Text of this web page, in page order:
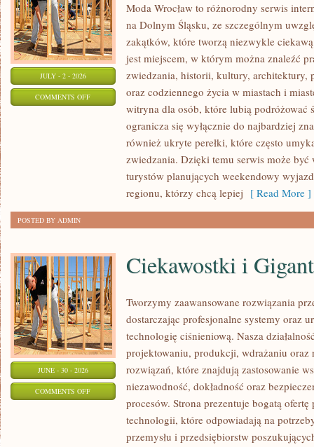
JULY - 2 - 2026
COMMENTS OFFON
Moda Wrocław to różnorodny serwis
na Dolnym Śląsku, ze szczególnym
zakątków, które tworzą niezwykle
jest miejscem, w którym można znaleźć
zwiedzania, historii, kultury, architektury,
oraz codziennego życia w miastach i
witryna dla osób, które lubią podróżować
ogranicza się wyłącznie do najbardziej
również ukryte perełki, które często
zwiedzania. Dzięki temu serwis może
turystów planujących weekendowy
regionu, którzy chcą lepiej [ Read More ]
POSTED BY ADMIN
JUNE - 30 - 2026
COMMENTS OFFON
CIEKAWOSTKI
Ciekawostki i
Tworzymy zaawansowane rozwiązania
dostarczając profesjonalne systemy oraz
technologię ciśnieniową. Nasza
projektowaniu, produkcji, wdrażaniu oraz
rozwiązań, które znajdują zastosowanie
niezawodność, dokładność oraz
procesów. Strona prezentuje bogatą ofertę
technologii, które odpowiadają na
przemysłu i przedsiębiorstw